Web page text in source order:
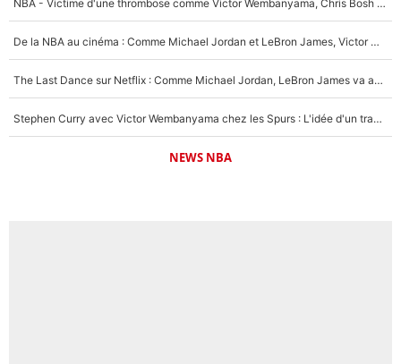
NBA - Victime d'une thrombose comme Victor Wembanyama, Chris Bosh prévient le Français des risques sur sa santé : «J’ai failli mourir sur le coup et j’ai été ramené à la vie»
De la NBA au cinéma : Comme Michael Jordan et LeBron James, Victor Wembanyama rêve d'une carrière d'acteur !
The Last Dance sur Netflix : Comme Michael Jordan, LeBron James va avoir le droit à sa série !
Stephen Curry avec Victor Wembanyama chez les Spurs : L'idée d'un trade historique est lancée en NBA !
NEWS NBA